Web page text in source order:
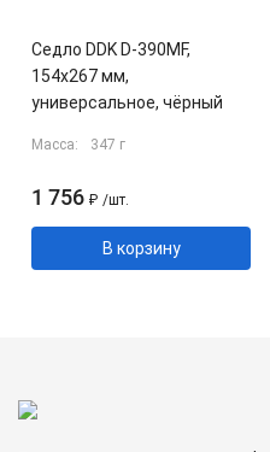
Седло DDK D-390MF,
154x267 мм,
универсальное, чёрный
Масса: 347 г
1 756 ₽ /шт.
В корзину